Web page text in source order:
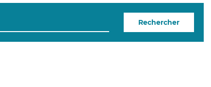
Rechercher